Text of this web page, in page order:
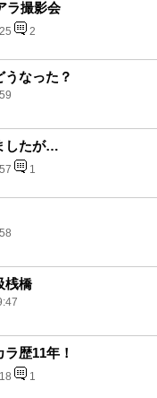
ラ撮影会
2
うなった？
したが…
1
桟橋
歴11年！
1